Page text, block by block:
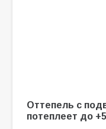
Оттепель с
потеплеет до